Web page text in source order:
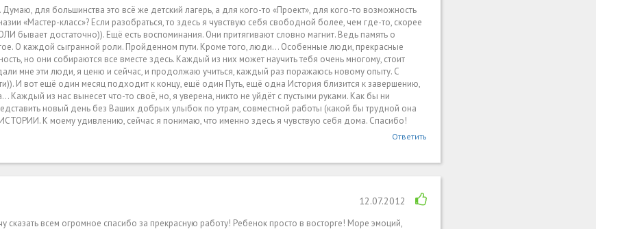
для большинства это всё же детский лагерь, а для кого-то «Проект», для кого-то возможность
«Мастер-класс»? Если разобраться, то здесь я чувствую себя свободной более, чем где-то, скорее
бывает достаточно)). Ещё есть воспоминания. Они притягивают словно магнит. Ведь память о
О каждой сыгранной роли. Пройденном пути. Кроме того, люди… Особенные люди, прекрасные
но они собираются все вместе здесь. Каждый из них может научить тебя очень многому, стоит
мне эти люди, я ценю и сейчас, и продолжаю учиться, каждый раз поражаюсь новому опыту. С
И вот ещё один месяц подходит к концу, ещё один Путь, ещё одна История близится к завершению,
Каждый из нас вынесет что-то своё, но, я уверена, никто не уйдёт с пустыми руками. Как бы ни
новый день без Ваших добрых улыбок по утрам, совместной работы (какой бы трудной она
К моему удивлению, сейчас я понимаю, что именно здесь я чувствую себя дома. Спасибо!
Ответить
12.07.2012
сказать всем огромное спасибо за прекрасную работу! Ребенок просто в восторге! Море эмоций,